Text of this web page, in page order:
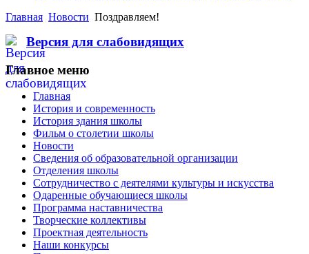
Главная Новости Поздравляем!
Версия для слабовидящих
Главное меню
Главная
История и современность
История здания школы
Фильм о столетии школы
Новости
Сведения об образовательной организации
Отделения школы
Сотрудничество с деятелями культуры и искусства
Одаренные обучающиеся школы
Программа наставничества
Творческие коллективы
Проектная деятельность
Наши конкурсы